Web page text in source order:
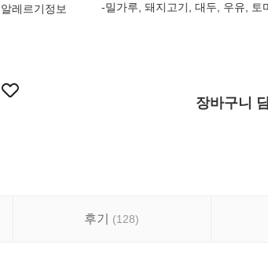
알레르기정보 -밀가루, 돼지고기, 대두, 우유, 토
장바구니
후기 (128)